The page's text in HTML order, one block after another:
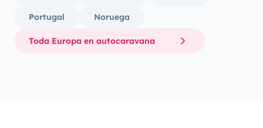
Portugal Noruega
Toda Europa en autocaravana